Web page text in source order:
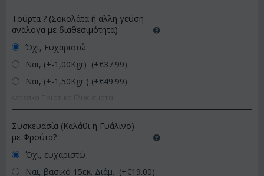
Τούρτα ? (Σοκολάτα ή άλλη γεύση
ανάλογα με διαθεσιμότητα) :
Όχι, Ευχαριστώ
Ναι, (+-1,00Kgr) (+€37.99)
Ναι, (+-1,50Kgr ) (+€49.99)
Συσκευασία (Καλάθι ή Γυάλινο)
με Φρούτα? :
Όχι, ευχαριστώ
Ναι, βασικό 15εκ. Διάμ. (+€19.00)